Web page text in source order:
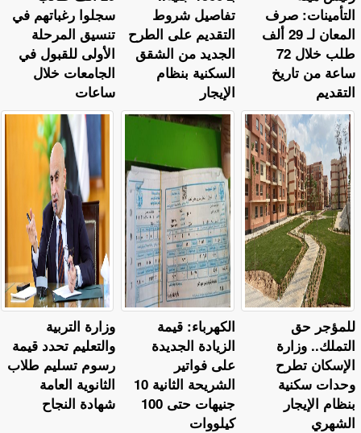
سجلوا رغباتهم في
تنسيق المرحلة
الأولى للقبول في
الجامعات خلال
ساعات
تفاصيل شروط
التقديم على الطرح
الجديد من الشقق
السكنية بنظام
الإيجار
التأمينات: صرف
المعان لـ 29 ألف
طلب خلال 72
ساعة من تاريخ
التقديم
وزارة التربية
والتعليم تحدد قيمة
رسوم تسليم طلاب
الثانوية العامة
شهادة النجاح
الكهرباء: قيمة
الزيادة الجديدة
على فواتير
الشريحة الثانية 10
جنيهات حتى 100
كيلووات
للمؤجر حق
التملك.. وزارة
الإسكان تطرح
وحدات سكنية
بنظام الإيجار
الشهري